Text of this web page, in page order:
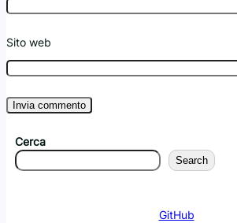
Sito web
Cerca
Search
GitHub